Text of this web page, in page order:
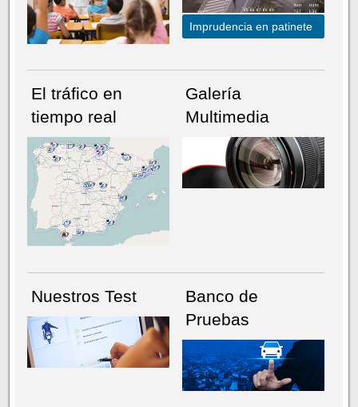
NÚMERO ACTUALHEMEROTECA
Imprudencia en patinete
El tráfico en
tiempo real
Galería
Multimedia
Nuestros Test
Banco de
Pruebas